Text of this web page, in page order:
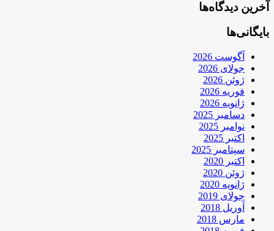
آخرین دیدگاه‌ها
بایگانی‌ها
آگوست 2026
جولای 2026
ژوئن 2026
فوریه 2026
ژانویه 2026
دسامبر 2025
نوامبر 2025
اکتبر 2025
سپتامبر 2025
اکتبر 2020
ژوئن 2020
ژانویه 2020
جولای 2019
آوریل 2018
مارس 2018